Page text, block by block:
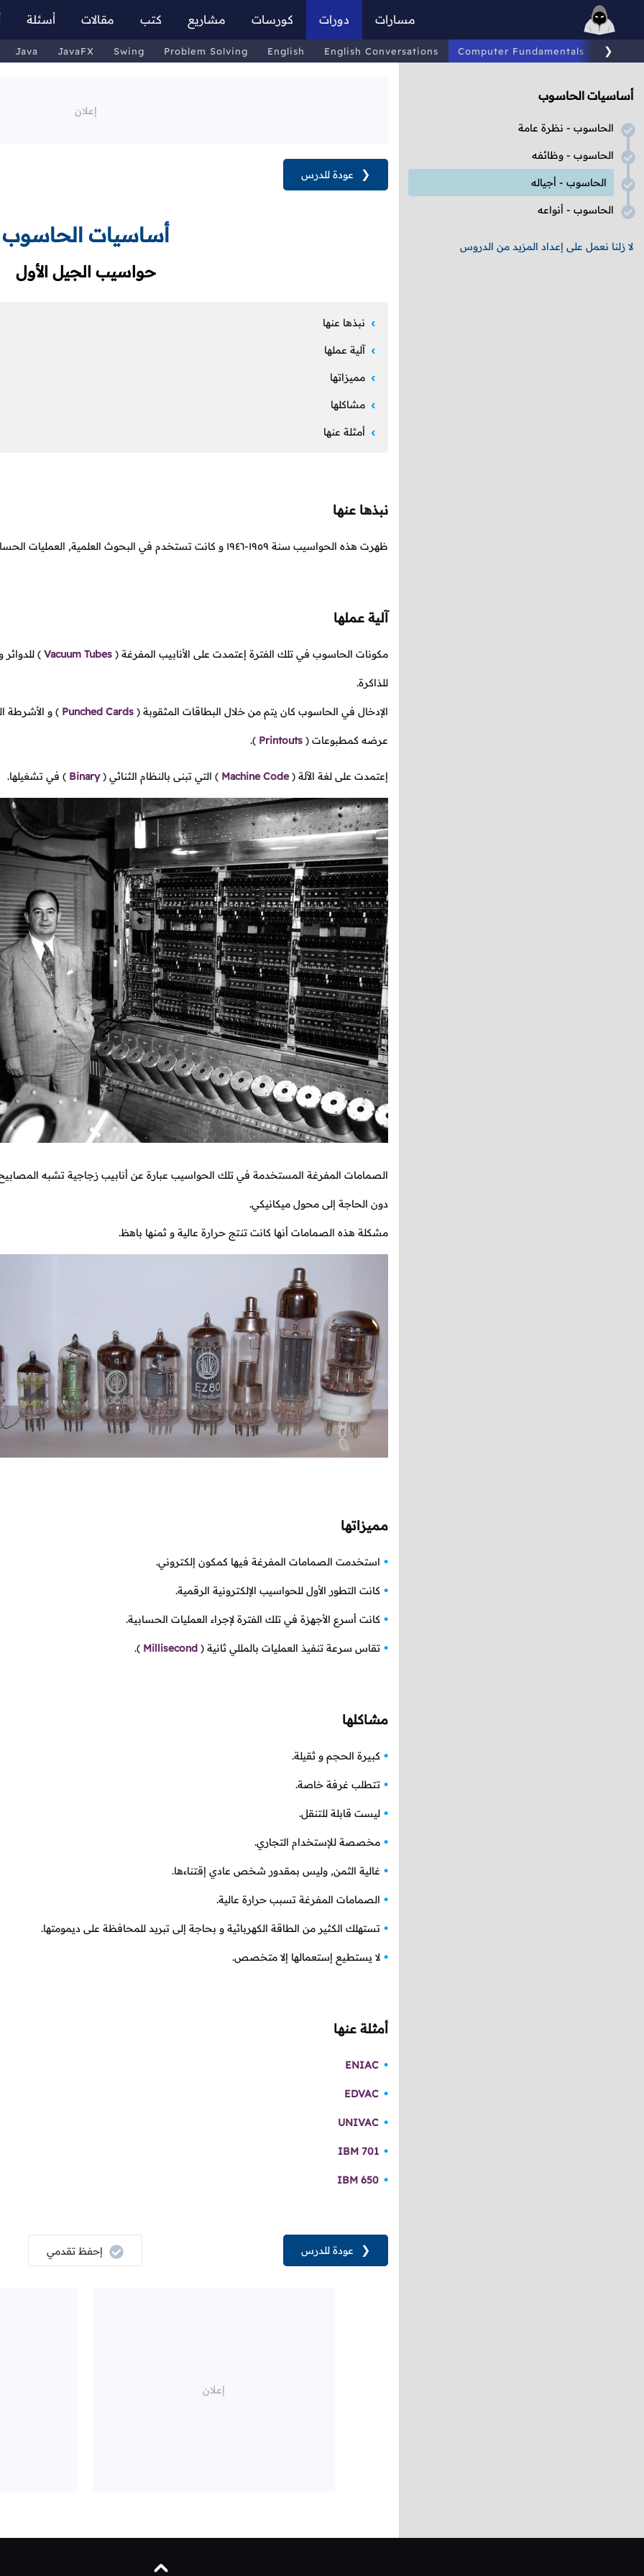
مسارات دورات كورسات مشاريع كتب مقالات أسئلة
Java JavaFX Swing Problem Solving English English Conversations Computer Fundamentals Linux
❯
أساسيات الحاسوب
الحاسوب - نظرة عامة
الحاسوب - وظائفه
الحاسوب - أجياله
الحاسوب - أنواعه
لا زلنا نعمل على إعداد المزيد من الدروس
❮ عودة للدرس
أساسيات الحاسوب
حواسيب الجيل الأول
نبذها عنها
آلية عملها
مميزاتها
مشاكلها
أمثلة عنها
نبذها عنها
ظهرت هذه الحواسيب سنة ١٩٥٩-١٩٤٦ و كانت تستخدم في البحوث العلمية, العمليات الحسابية, المهام العسكرية و غيرها.
آلية عملها
مكونات الحاسوب في تلك الفترة إعتمدت على الأنابيب المفرغة (
Vacuum Tubes
)
للذاكرة.
الإدخال في الحاسوب كان يتم من خلال البطاقات المثقوبة (
Punched Cards
) و الأشرطة
عرضه كمطبوعات (
Printouts
).
إعتمدت على لغة الآلة (
Machine Code
) التي تبنى بالنظام الثنائي (
Binary
) في تشغيلها.
الصمامات المفرغة المستخدمة في تلك الحواسيب عبارة عن أنابيب زجاجية تشبه المصابيح
دون الحاجة إلى محول ميكانيكي.
مشكلة هذه الصمامات أنها كانت تنتج حرارة عالية و ثمنها باهظ.
مميزاتها
استخدمت الصمامات المفرغة فيها كمكون إلكتروني.
كانت التطور الأول للحواسيب الإلكترونية الرقمية.
كانت أسرع الأجهزة في تلك الفترة لإجراء العمليات الحسابية.
تقاس سرعة تنفيذ العمليات بالمللي ثانية (
Millisecond
).
مشاكلها
كبيرة الحجم و ثقيلة.
تتطلب غرفة خاصة.
ليست قابلة للتنقل.
مخصصة للإستخدام التجاري.
غالية الثمن, وليس بمقدور شخص عادي إقتناءها.
الصمامات المفرغة تسبب حرارة عالية.
تستهلك الكثير من الطاقة الكهربائية و بحاجة إلى تبريد للمحافظة على ديمومتها.
لا يستطيع إستعمالها إلا متخصص.
أمثلة عنها
ENIAC
EDVAC
UNIVAC
IBM 701
IBM 650
إحفظ تقدمي ❮ عودة للدرس